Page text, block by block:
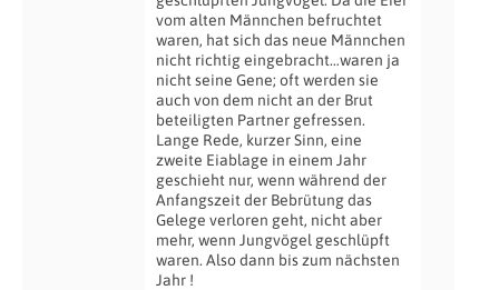
vom alten Männchen befruchtet
waren, hat sich das neue Männchen
nicht richtig eingebracht…waren ja
nicht seine Gene; oft werden sie
auch von dem nicht an der Brut
beteiligten Partner gefressen.
Lange Rede, kurzer Sinn, eine
zweite Eiablage in einem Jahr
geschieht nur, wenn während der
Anfangszeit der Bebrütung das
Gelege verloren geht, nicht aber
mehr, wenn Jungvögel geschlüpft
waren. Also dann bis zum nächsten
Jahr !